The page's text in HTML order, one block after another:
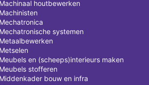
Machinaal houtbewerken
Machinisten
Mechatronica
Mechatronische systemen
Metaalbewerken
Metselen
Meubels en (scheeps)interieurs maken
Meubels stofferen
Middenkader bouw en infra